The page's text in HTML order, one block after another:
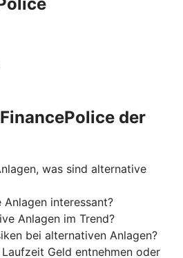
der
was sind alternative
interessant?
Anlagen im Trend?
bei alternativen Anlagen?
Geld entnehmen oder